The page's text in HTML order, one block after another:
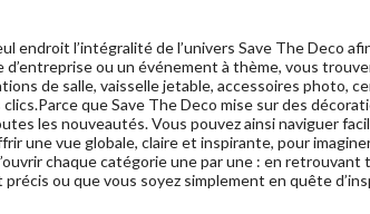
endroit l’intégralité de l’univers Save The Deco
d’entreprise ou un événement à thème, vous
de salle, vaisselle jetable, accessoires
que Save The Deco mise sur des
les nouveautés. Vous pouvez ainsi naviguer
une vue globale, claire et inspirante, pour
chaque catégorie une par une : en
précis ou que vous soyez simplement en quête